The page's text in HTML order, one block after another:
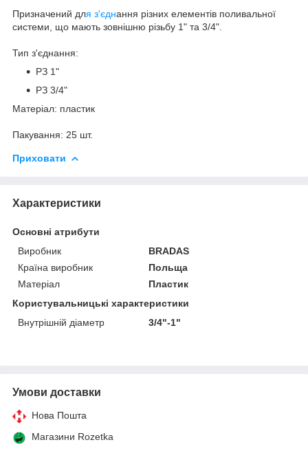
Призначений для з'єднання різних елементів поливальної
системи, що мають зовнішню різьбу 1" та 3/4".
Тип з'єднання:
РЗ 1"
РЗ 3/4"
Матеріал: пластик
Пакування: 25 шт.
Приховати
Характеристики
Основні атрибути
Виробник
BRADAS
Країна виробник
Польща
Матеріал
Пластик
Користувальницькі характеристики
Внутрішній діаметр
3/4"-1"
Умови доставки
Нова Пошта
Магазини Rozetka